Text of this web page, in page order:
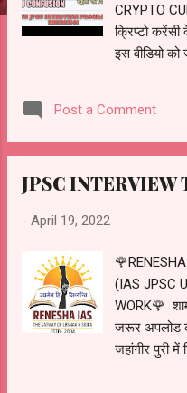
CRYPTO
क्रिप्टो
इस वीडियो
Post a Comment
JPSC INTERVIEW
- April 19, 2022
(IAS JPSC
WORK🌹
जरूर अपलोड
जहांगीर पुरी